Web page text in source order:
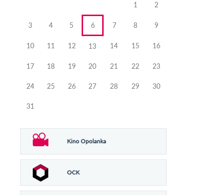
1 2
3 4 5 6 7 8 9
10 11 12 13 14 15 16
17 18 19 20 21 22 23
24 25 26 27 28 29 30
31
Kino Opolanka
OCK